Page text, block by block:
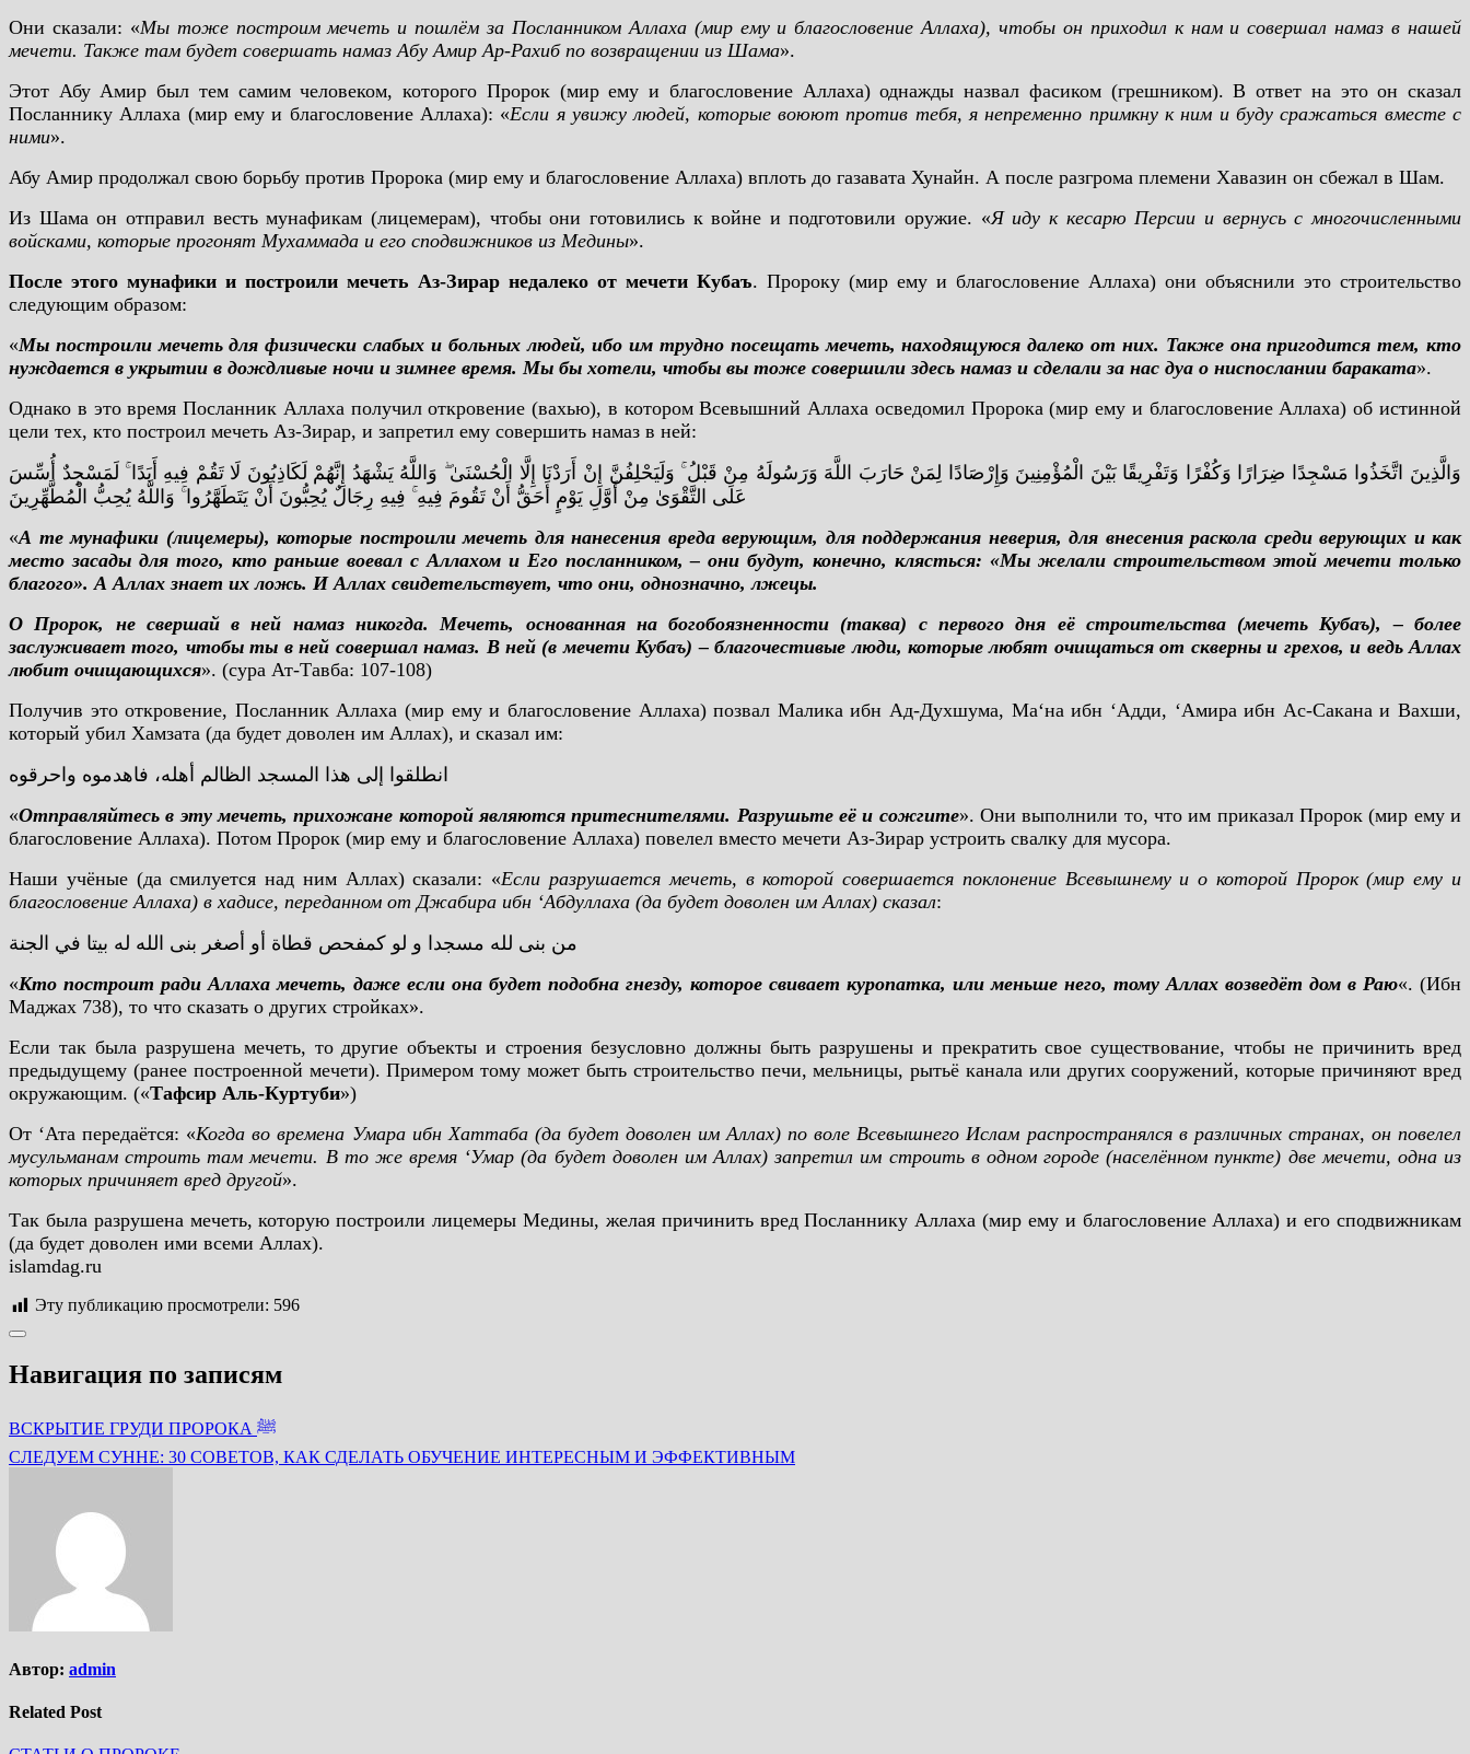
Они сказали: «Мы тоже построим мечеть и пошлём за Посланником Аллаха (мир ему и благословение Аллаха), чтобы он приходил к нам и совершал намаз в нашей
мечети. Также там будет совершать намаз Абу Амир Ар-Рахиб по возвращении из Шама».
Этот Абу Амир был тем самим человеком, которого Пророк (мир ему и благословение Аллаха) однажды назвал фасиком (грешником). В ответ на это он сказал
Посланнику Аллаха (мир ему и благословение Аллаха): «Если я увижу людей, которые воюют против тебя, я непременно примкну к ним и буду сражаться вместе с
ними».
Абу Амир продолжал свою борьбу против Пророка (мир ему и благословение Аллаха) вплоть до газавата Хунайн. А после разгрома племени Хавазин он сбежал в Шам.
Из Шама он отправил весть мунафикам (лицемерам), чтобы они готовились к войне и подготовили оружие. «Я иду к кесарю Персии и вернусь с многочисленными
войсками, которые прогонят Мухаммада и его сподвижников из Медины».
После этого мунафики и построили мечеть Аз-Зирар недалеко от мечети Кубаъ. Пророку (мир ему и благословение Аллаха) они объяснили это строительство
следующим образом:
«Мы построили мечеть для физически слабых и больных людей, ибо им трудно посещать мечеть, находящуюся далеко от них. Также она пригодится тем, кто
нуждается в укрытии в дождливые ночи и зимнее время. Мы бы хотели, чтобы вы тоже совершили здесь намаз и сделали за нас дуа о ниспослании бараката».
Однако в это время Посланник Аллаха получил откровение (вахью), в котором Всевышний Аллаха осведомил Пророка (мир ему и благословение Аллаха) об истинной
цели тех, кто построил мечеть Аз-Зирар, и запретил ему совершить намаз в ней:
وَالَّذِينَ اتَّخَذُوا مَسْجِدًا ضِرَارًا وَكُفْرًا وَتَفْرِيقًا بَيْنَ الْمُؤْمِنِينَ وَإِرْصَادًا لِمَنْ حَارَبَ اللَّهَ وَرَسُولَهُ مِنْ قَبْلُ ۚ وَلَيَحْلِفُنَّ إِنْ أَرَدْنَا إِلَّا الْحُسْنَىٰ ۖ وَاللَّهُ يَشْهَدُ إِنَّهُمْ لَكَاذِبُونَ لَا تَقُمْ فِيهِ أَبَدًا ۚ لَمَسْجِدٌ أُسِّسَ
عَلَى التَّقْوَىٰ مِنْ أَوَّلِ يَوْمٍ أَحَقُّ أَنْ تَقُومَ فِيهِ ۚ فِيهِ رِجَالٌ يُحِبُّونَ أَنْ يَتَطَهَّرُوا ۚ وَاللَّهُ يُحِبُّ الْمُطَّهِّرِينَ
«А те мунафики (лицемеры), которые построили мечеть для нанесения вреда верующим, для поддержания неверия, для внесения раскола среди верующих и как
место засады для того, кто раньше воевал с Аллахом и Его посланником, – они будут, конечно, клясться: «Мы желали строительством этой мечети только
благого». А Аллах знает их ложь. И Аллах свидетельствует, что они, однозначно, лжецы.
О Пророк, не свершай в ней намаз никогда. Мечеть, основанная на богобоязненности (таква) с первого дня её строительства (мечеть Кубаъ), – более
заслуживает того, чтобы ты в ней совершал намаз. В ней (в мечети Кубаъ) – благочестивые люди, которые любят очищаться от скверны и грехов, и ведь Аллах
любит очищающихся». (сура Ат-Тавба: 107-108)
Получив это откровение, Посланник Аллаха (мир ему и благословение Аллаха) позвал Малика ибн Ад-Духшума, Ма‘на ибн ‘Адди, ‘Амира ибн Ас-Сакана и Вахши,
который убил Хамзата (да будет доволен им Аллах), и сказал им:
انطلقوا إلى هذا المسجد الظالم أهله، فاهدموه واحرقوه
«Отправляйтесь в эту мечеть, прихожане которой являются притеснителями. Разрушьте её и сожгите». Они выполнили то, что им приказал Пророк (мир ему и
благословение Аллаха). Потом Пророк (мир ему и благословение Аллаха) повелел вместо мечети Аз-Зирар устроить свалку для мусора.
Наши учёные (да смилуется над ним Аллах) сказали: «Если разрушается мечеть, в которой совершается поклонение Всевышнему и о которой Пророк (мир ему и
благословение Аллаха) в хадисе, переданном от Джабира ибн ‘Абдуллаха (да будет доволен им Аллах) сказал:
من بنى لله مسجدا و لو كمفحص قطاة أو أصغر بنى الله له بيتا في الجنة
«Кто построит ради Аллаха мечеть, даже если она будет подобна гнезду, которое свивает куропатка, или меньше него, тому Аллах возведёт дом в Раю«. (Ибн
Маджах 738), то что сказать о других стройках».
Если так была разрушена мечеть, то другие объекты и строения безусловно должны быть разрушены и прекратить свое существование, чтобы не причинить вред
предыдущему (ранее построенной мечети). Примером тому может быть строительство печи, мельницы, рытьё канала или других сооружений, которые причиняют вред
окружающим. («Тафсир Аль-Куртуби»)
От ‘Ата передаётся: «Когда во времена Умара ибн Хаттаба(да будет доволен им Аллах) по воле Всевышнего Ислам распространялся в различных странах, он повелел
мусульманам строить там мечети. В то же время ‘Умар (да будет доволен им Аллах) запретил им строить в одном городе (населённом пункте) две мечети, одна из
которых причиняет вред другой».
Так была разрушена мечеть, которую построили лицемеры Медины, желая причинить вред Посланнику Аллаха (мир ему и благословение Аллаха) и его сподвижникам
(да будет доволен ими всеми Аллах).
islamdag.ru
Эту публикацию просмотрели: 596
Навигация по записям
ВСКРЫТИЕ ГРУДИ ПРОРОКА ﷺ
СЛЕДУЕМ СУННЕ: 30 СОВЕТОВ, КАК СДЕЛАТЬ ОБУЧЕНИЕ ИНТЕРЕСНЫМ И ЭФФЕКТИВНЫМ
Автор: admin
Related Post